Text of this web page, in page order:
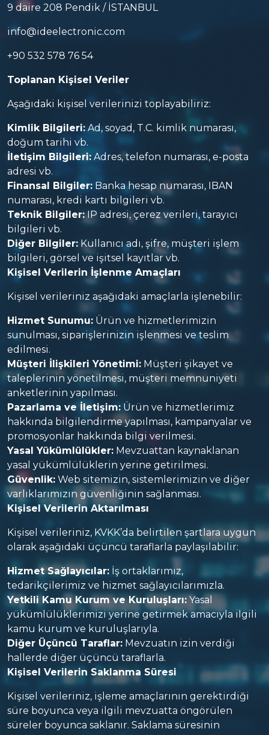
9 daire 208 Pendik / İSTANBUL
info@ideelectronic.com
+90 532 578 76 54
Toplanan Kişisel Veriler
Aşağıdaki kişisel verilerinizi toplayabiliriz:
Kimlik Bilgileri:Ad, soyad, T.C. kimlik numarası,
doğum tarihi vb.
İletişim Bilgileri: Adres, telefon numarası, e-posta
adresi vb.
Finansal Bilgiler: Banka hesap numarası, IBAN
numarası, kredi kartı bilgileri vb.
Teknik Bilgiler:IP adresi, çerez verileri, tarayıcı
bilgileri vb.
Diğer Bilgiler: Kullanıcı adı, şifre, müşteri işlem
bilgileri, görsel ve işitsel kayıtlar vb.
Kişisel Verilerin İşlenme Amaçları
Kişisel verileriniz aşağıdaki amaçlarla işlenebilir:
Hizmet Sunumu: Ürün ve hizmetlerimizin
sunulması, siparişlerinizin işlenmesi ve teslim
edilmesi.
Müşteri İlişkileri Yönetimi: Müşteri şikayet ve
taleplerinin yönetilmesi, müşteri memnuniyeti
anketlerinin yapılması.
Pazarlama ve İletişim: Ürün ve hizmetlerimiz
hakkında bilgilendirme yapılması, kampanyalar ve
promosyonlar hakkında bilgi verilmesi.
Yasal Yükümlülükler: Mevzuattan kaynaklanan
yasal yükümlülüklerin yerine getirilmesi.
Güvenlik: Web sitemizin, sistemlerimizin ve diğer
varlıklarımızın güvenliğinin sağlanması.
Kişisel Verilerin Aktarılması
Kişisel verileriniz, KVKK’da belirtilen şartlara uygun
olarak aşağıdaki üçüncü taraflarla paylaşılabilir:
Hizmet Sağlayıcılar: İş ortaklarımız,
tedarikçilerimiz ve hizmet sağlayıcılarımızla.
Yetkili Kamu Kurum ve Kuruluşları:Yasal
yükümlülüklerimizi yerine getirmek amacıyla ilgili
kamu kurum ve kuruluşlarıyla.
Diğer Üçüncü Taraflar: Mevzuatın izin verdiği
hallerde diğer üçüncü taraflarla.
Kişisel Verilerin Saklanma Süresi
Kişisel verileriniz, işleme amaçlarının gerektirdiği
süre boyunca veya ilgili mevzuatta öngörülen
süreler boyunca saklanır. Saklama süresinin